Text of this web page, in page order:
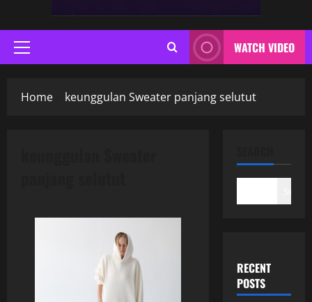
Primary
Menu
WATCH VIDEO
Home keunggulan Sweater panjang selutut
RECENT
POSTS